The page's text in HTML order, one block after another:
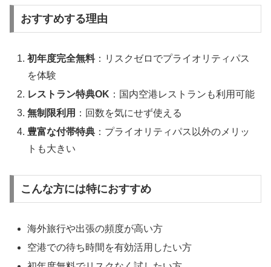
おすすめする理由
初年度完全無料：リスクゼロでプライオリティパス
を体験
レストラン特典OK ：国内空港レストランも利用可能
無制限利用 ：回数を気にせず使える
豊富な付帯特典 ：プライオリティパス以外のメリッ
トも大きい
こんな方には特におすすめ
海外旅行や出張の頻度が高い方
空港での待ち時間を有効活用したい方